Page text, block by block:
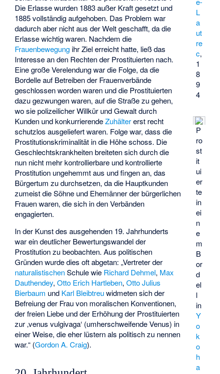
L
a
ut
re
c,
1
8
9
4
P
ro
st
it
ui
er
te
in
ei
n
e
m
B
or
d
el
l
in
Y
o
k
o
h
a
Die Erlasse wurden 1883 außer Kraft gesetzt und
1885 vollständig aufgehoben. Das Problem war
dadurch aber nicht aus der Welt geschafft, da die
Erlasse wichtig waren. Nachdem die
Frauenbewegung ihr Ziel erreicht hatte, ließ das
Interesse an den Rechten der Prostituierten nach.
Eine große Verelendung war die Folge, da die
Bordelle auf Betreiben der Frauenverbände
geschlossen worden waren und die Prostituierten
dazu gezwungen waren, auf die Straße zu gehen,
wo sie polizeilicher Willkür und Gewalt durch
Kunden und konkurrierendeZuhältererst recht
schutzlos ausgeliefert waren. Folge war, dass die
Prostitutionskriminalität in die Höhe schoss. Die
Geschlechtskrankheiten breiteten sich durch die
nun nicht mehr kontrollierbare und kontrollierte
Prostitution ungehemmt aus und fingen an, das
Bürgertum zu durchsetzen, da die Hauptkunden
zumeist die Söhne und Ehemänner der bürgerlichen
Frauen waren, die sich in den Verbänden
engagierten.
In der Kunst des ausgehenden 19. Jahrhunderts
war ein deutlicher Bewertungswandel der
Prostitution zu beobachten. Aus politischen
Gründen wurde dies oft abgetan: „Vertreter der
naturalistischenSchule wie Richard Dehmel, Max
Dauthendey,Otto Erich Hartleben,Otto Julius
Bierbaum und Karl Bleibtreuwidmeten sich der
Befreiung der Frau von moralischen Konventionen,
der freien Liebe und der Erhöhung der Prostituierten
zur ‚venus vulgivaga‘ (umherschweifende Venus) in
einer Weise, die eher lüstern als politisch zu nennen
war.“ (Gordon A. Craig).